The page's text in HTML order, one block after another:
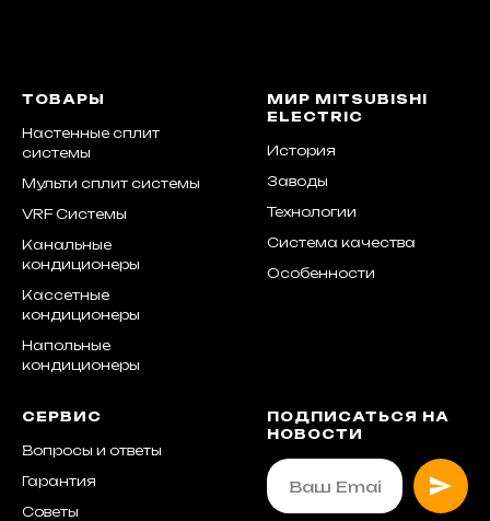
ТОВАРЫ
Настенные сплит
системы
Мульти сплит системы
VRF Системы
Канальные
кондиционеры
Кассетные
кондиционеры
Напольные
кондиционеры
МИР MITSUBISHI
ELECTRIC
История
Заводы
Технологии
Система качества
Особенности
СЕРВИС
Вопросы и ответы
Гарантия
Советы
ПОДПИСАТЬСЯ НА
НОВОСТИ